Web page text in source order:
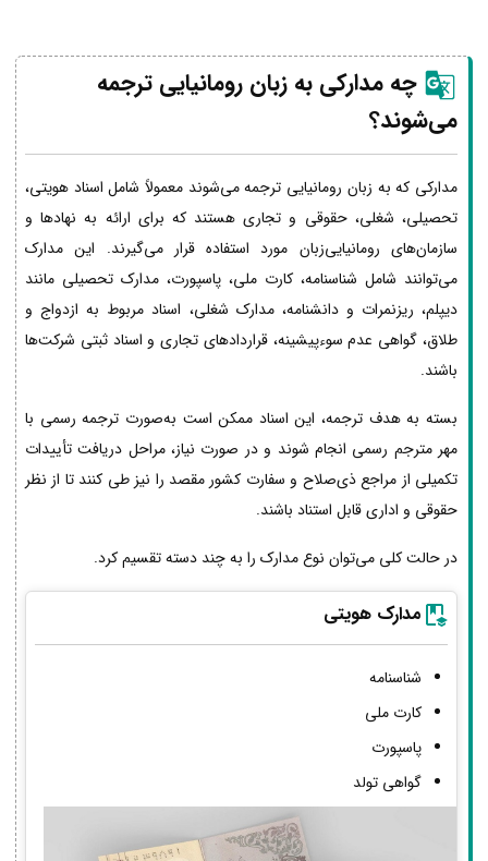
چه مدارکی به زبان رومانیایی ترجمه
می‌شوند؟
مدارکی که به زبان رومانیایی ترجمه می‌شوند معمولاً شامل اسناد هویتی،
تحصیلی، شغلی، حقوقی و تجاری هستند که برای ارائه به نهادها و
سازمان‌های رومانیایی‌زبان مورد استفاده قرار می‌گیرند. این مدارک
می‌توانند شامل شناسنامه، کارت ملی، پاسپورت، مدارک تحصیلی مانند
دیپلم، ریزنمرات و دانشنامه، مدارک شغلی، اسناد مربوط به ازدواج و
طلاق، گواهی عدم سوءپیشینه، قراردادهای تجاری و اسناد ثبتی شرکت‌ها
باشند.
بسته به هدف ترجمه، این اسناد ممکن است به‌صورت ترجمه رسمی با
مهر مترجم رسمی انجام شوند و در صورت نیاز، مراحل دریافت تأییدات
تکمیلی از مراجع ذی‌صلاح و سفارت کشور مقصد را نیز طی کنند تا از نظر
حقوقی و اداری قابل استناد باشند.
در حالت کلی می‌توان نوع مدارک را به چند دسته تقسیم کرد.
مدارک هویتی
شناسنامه
کارت ملی
پاسپورت
گواهی تولد